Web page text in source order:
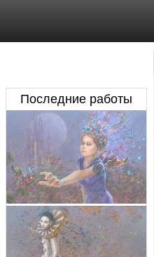
Последние работы